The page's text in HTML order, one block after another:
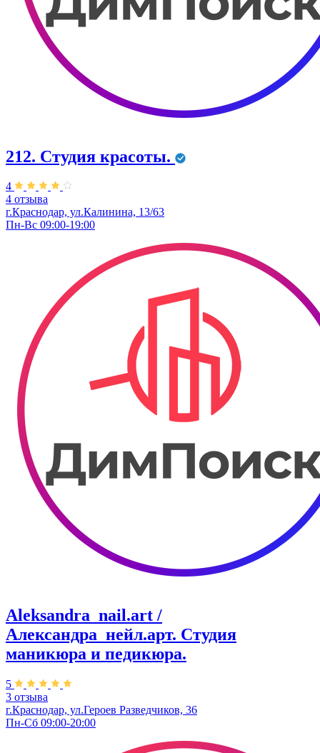
212. Студия красоты.
4
4 отзыва
г.Краснодар, ул.Калинина, 13/63
Пн-Вс 09:00-19:00
Aleksandra_nail.art /
Александра_нейл.арт. Студия
маникюра и педикюра.
5
3 отзыва
г.Краснодар, ул.Героев Разведчиков, 36
Пн-Сб 09:00-20:00